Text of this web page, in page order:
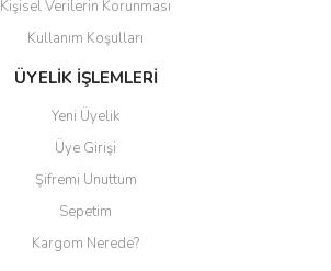
Gönder
Kişisel Verilerin Korunması
Kullanım Koşulları
ÜYELİK İŞLEMLERİ
Yeni Üyelik
Üye Girişi
Şifremi Unuttum
Sepetim
Kargom Nerede?